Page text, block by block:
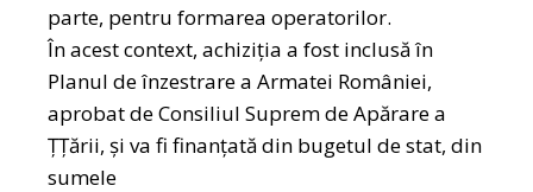
parte, pentru formarea operatorilor.
În acest context, achiziția a fost inclusă în
Planul de înzestrare a Armatei României,
aprobat de Consiliul Suprem de Apărare a
ŢȚării, şi va fi finanţată din bugetul de stat, din
sumele